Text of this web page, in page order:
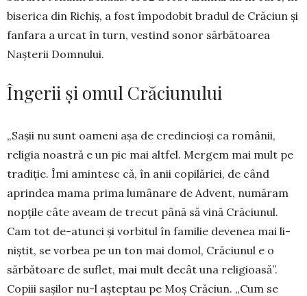
biserica din Richiș, a fost împodobit bradul de Crăciun și
fan­fara a urcat în turn, ves­tind sonor săr­bătoarea
Nașterii Domnului.
Îngerii și omul Crăciunului
„Sașii nu sunt oameni așa de credincioși ca românii,
religia noastră e un pic mai altfel. Mergem mai mult pe
tradiție. Îmi amintesc că, în anii copilăriei, de când
aprindea mama prima lumânare de Advent, număram
nopțile câte a­veam de trecut până să vină Crăciunul.
Cam tot de-atunci și vorbitul în familie devenea mai li­
niștit, se vorbea pe un ton mai do­­mol, Crăciu­nul e o
sărbă­toare de su­flet, mai mult decât una reli­gi­oa­să”.
Copiii sa­și­lor nu-l aș­teptau pe Moș Crăciun. „Cum se